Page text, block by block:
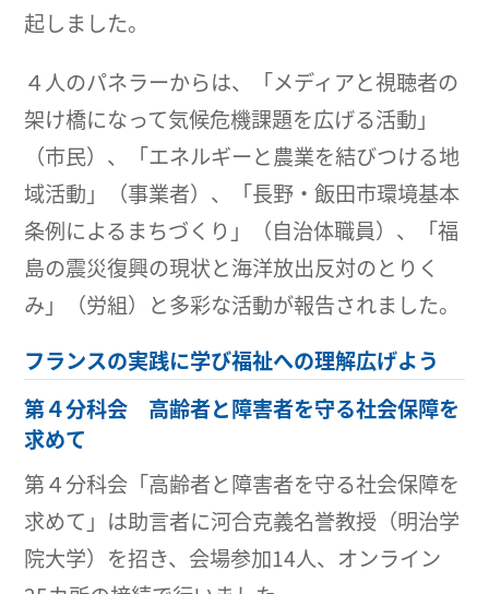
起しました。
４人のパネラーからは、「メディアと視聴者の
架け橋になって気候危機課題を広げる活動」
（市民）、「エネルギーと農業を結びつける地
域活動」（事業者）、「長野・飯田市環境基本
条例によるまちづくり」（自治体職員）、「福
島の震災復興の現状と海洋放出反対のとりく
み」（労組）と多彩な活動が報告されました。
フランスの実践に学び福祉への理解広げよう
第４分科会 高齢者と障害者を守る社会保障を
求めて
第４分科会「高齢者と障害者を守る社会保障を
求めて」は助言者に河合克義名誉教授（明治学
院大学）を招き、会場参加14人、オンライン